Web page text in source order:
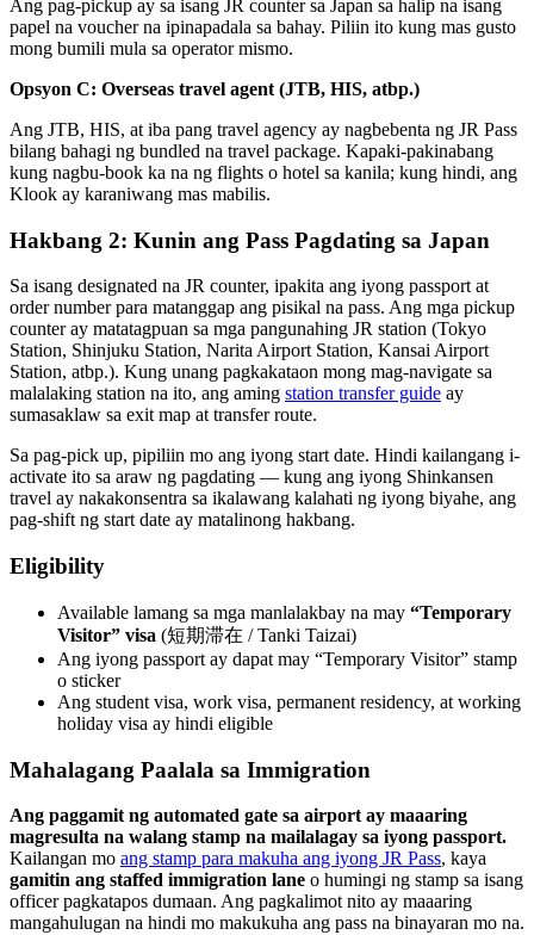
Ang pag-pickup ay sa isang JR counter sa Japan sa halip na isang
papel na voucher na ipinapadala sa bahay. Piliin ito kung mas gusto
mong bumili mula sa operator mismo.
Opsyon C: Overseas travel agent (JTB, HIS, atbp.)
Ang JTB, HIS, at iba pang travel agency ay nagbebenta ng JR Pass
bilang bahagi ng bundled na travel package. Kapaki-pakinabang
kung nagbu-book ka na ng flights o hotel sa kanila; kung hindi, ang
Klook ay karaniwang mas mabilis.
Hakbang 2: Kunin ang Pass Pagdating sa Japan
Sa isang designated na JR counter, ipakita ang iyong passport at
order number para matanggap ang pisikal na pass. Ang mga pickup
counter ay matatagpuan sa mga pangunahing JR station (Tokyo
Station, Shinjuku Station, Narita Airport Station, Kansai Airport
Station, atbp.). Kung unang pagkakataon mong mag-navigate sa
malalaking station na ito, ang aming station transfer guide ay
sumasaklaw sa exit map at transfer route.
Sa pag-pick up, pipiliin mo ang iyong start date. Hindi kailangang i-
activate ito sa araw ng pagdating — kung ang iyong Shinkansen
travel ay nakakonsentra sa ikalawang kalahati ng iyong biyahe, ang
pag-shift ng start date ay matalinong hakbang.
Eligibility
Available lamang sa mga manlalakbay na may “Temporary
Visitor” visa (短期滞在 / Tanki Taizai)
Ang iyong passport ay dapat may “Temporary Visitor” stamp
o sticker
Ang student visa, work visa, permanent residency, at working
holiday visa ay hindi eligible
Mahalagang Paalala sa Immigration
Ang paggamit ng automated gate sa airport ay maaaring
magresulta na walang stamp na mailalagay sa iyong passport.
Kailangan mo ang stamp para makuha ang iyong JR Pass, kaya
gamitin ang staffed immigration lane o humingi ng stamp sa isang
officer pagkatapos dumaan. Ang pagkalimot nito ay maaaring
mangahulugan na hindi mo makukuha ang pass na binayaran mo na.